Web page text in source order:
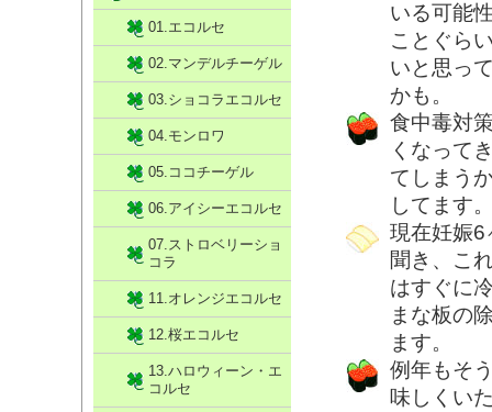
いる可能
ことぐら
いと思っ
かも。
食中毒対
くなって
てしまう
してます
現在妊娠6
聞き、こ
はすぐに
まな板の
ます。
例年もそ
味しくい
01.エコルセ
02.マンデルチーゲル
03.ショコラエコルセ
04.モンロワ
05.ココチーゲル
06.アイシーエコルセ
07.ストロベリーショ
コラ
11.オレンジエコルセ
12.桜エコルセ
13.ハロウィーン・エ
コルセ